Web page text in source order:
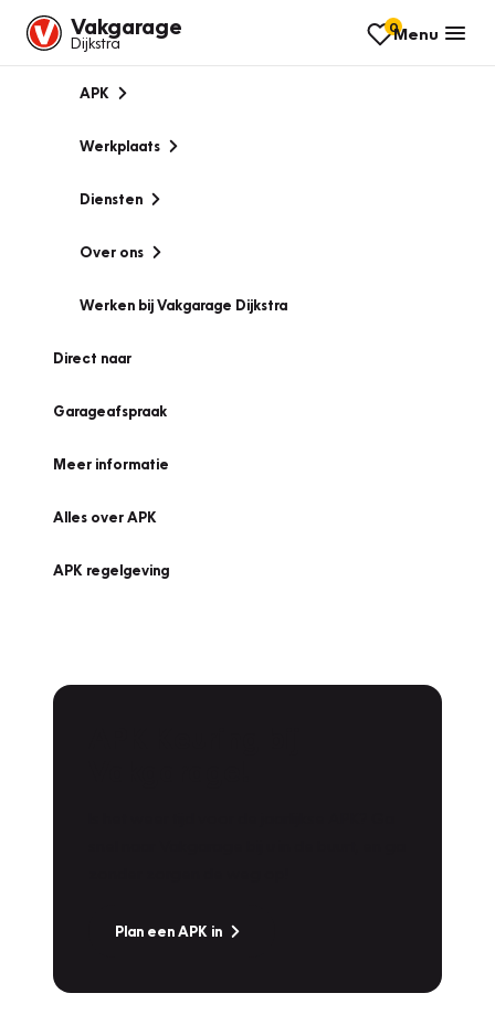
Vakgarage
Dijkstra
0Menu
APK
Werkplaats
Diensten
Over ons
Werken bij Vakgarage Dijkstra
Direct naar
Garageafspraak
Meer informatie
Alles over APK
APK regelgeving
Plan een APK in